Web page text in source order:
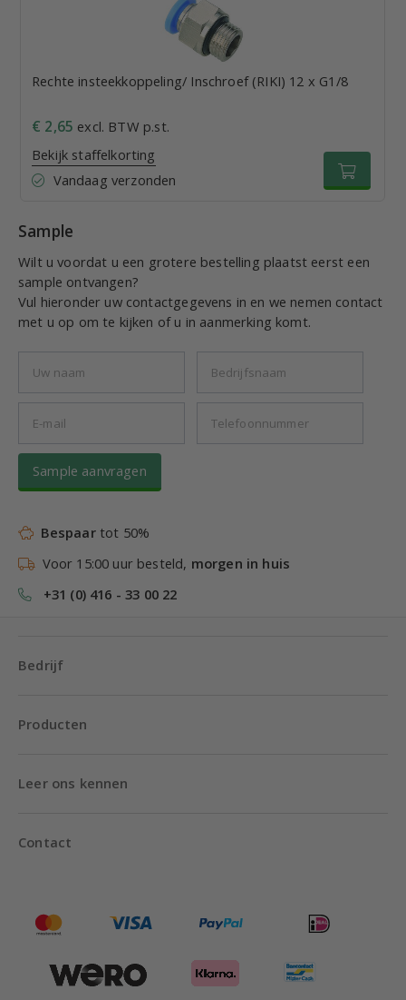
Rechte insteekkoppeling/ Inschroef (RIKI) 12 x G1/8
€ 2,65 excl. BTW p.st.
Bekijk staffelkorting
Vandaag verzonden
Sample
Wilt u voordat u een grotere bestelling plaatst eerst een
sample ontvangen?
Vul hieronder uw contactgegevens in en we nemen contact
met u op om te kijken of u in aanmerking komt.
Sample aanvragen
Bespaartot 50%
Voor 15:00 uur besteld, morgen in huis
+31 (0) 416 - 33 00 22
Bedrijf
Producten
Leer ons kennen
Contact